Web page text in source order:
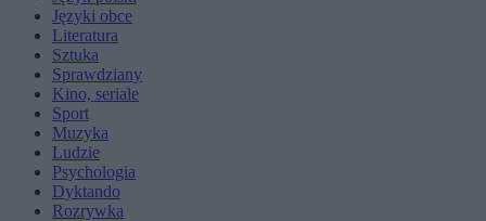
Języki obce
Literatura
Sztuka
Sprawdziany
Kino, seriale
Sport
Muzyka
Ludzie
Psychologia
Dyktando
Rozrywka